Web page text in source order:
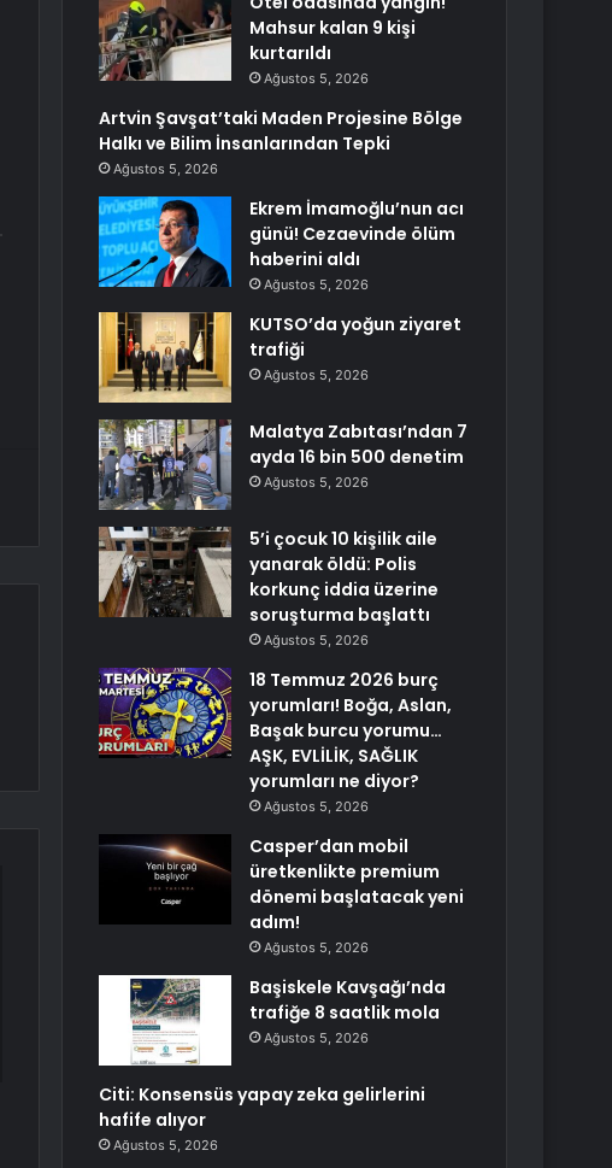
Mahsur kalan 9 kişi
kurtarıldı
Ağustos 5, 2026
Artvin Şavşat’taki Maden Projesine Bölge
Halkı ve Bilim İnsanlarından Tepki
Ağustos 5, 2026
Ekrem İmamoğlu’nun acı
günü! Cezaevinde ölüm
haberini aldı
Ağustos 5, 2026
KUTSO’da yoğun ziyaret
trafiği
Ağustos 5, 2026
Malatya Zabıtası’ndan 7
ayda 16 bin 500 denetim
Ağustos 5, 2026
5’i çocuk 10 kişilik aile
yanarak öldü: Polis
korkunç iddia üzerine
soruşturma başlattı
Ağustos 5, 2026
18 Temmuz 2026 burç
yorumları! Boğa, Aslan,
Başak burcu yorumu…
AŞK, EVLİLİK, SAĞLIK
yorumları ne diyor?
Ağustos 5, 2026
Casper’dan mobil
üretkenlikte premium
dönemi başlatacak yeni
adım!
Ağustos 5, 2026
Başiskele Kavşağı’nda
trafiğe 8 saatlik mola
Ağustos 5, 2026
Citi: Konsensüs yapay zeka gelirlerini
hafife alıyor
Ağustos 5, 2026